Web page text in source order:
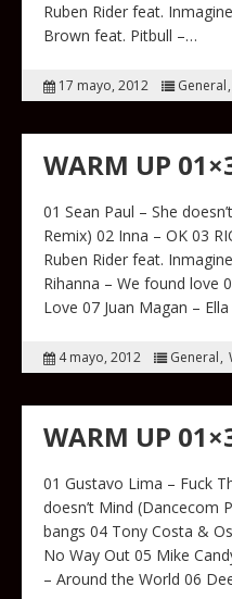
Ruben Rider feat.
Brown feat. Pitbull –…
17 mayo, 2012 General
WARM UP
01 Sean Paul – She
Remix) 02 Inna – OK 03
Ruben Rider feat.
Rihanna – We found love
Love 07 Juan Magan –
4 mayo, 2012 General
WARM UP
01 Gustavo Lima – Fuck
doesn’t Mind (Dancecom
bangs 04 Tony Costa &
No Way Out 05 Mike
– Around the World 06